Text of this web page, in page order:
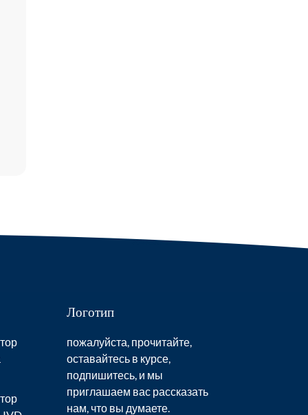
Логотип
пожалуйста, прочитайте,
оставайтесь в курсе,
подпишитесь, и мы
приглашаем вас рассказать
нам, что вы думаете.